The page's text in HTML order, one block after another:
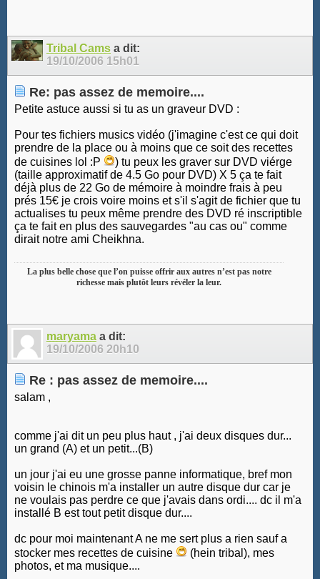
Tribal Cams a dit:
19/10/2006 15h01
Re: pas assez de memoire....
Petite astuce aussi si tu as un graveur DVD :
Pour tes fichiers musics vidéo (j'imagine c'est ce qui doit
prendre de la place ou à moins que ce soit des recettes
de cuisines lol :P
) tu peux les graver sur DVD viérge
(taille approximatif de 4.5 Go pour DVD) X 5 ça te fait
déjà plus de 22 Go de mémoire à moindre frais à peu
prés 15€ je crois voire moins et s'il s'agit de fichier que tu
actualises tu peux même prendre des DVD ré inscriptible
ça te fait en plus des sauvegardes "au cas ou" comme
dirait notre ami Cheikhna.
La plus belle chose que l’on puisse offrir aux autres n’est pas notre
richesse mais plutôt leurs révéler la leur.
maryama a dit:
19/10/2006 20h10
Re : pas assez de memoire....
salam ,
comme j'ai dit un peu plus haut , j'ai deux disques dur...
un grand (A) et un petit...(B)
un jour j'ai eu une grosse panne informatique, bref mon
voisin le chinois m'a installer un autre disque dur car je
ne voulais pas perdre ce que j'avais dans ordi.... dc il m'a
installé B est tout petit disque dur....
dc pour moi maintenant A ne me sert plus a rien sauf a
stocker mes recettes de cuisine
(hein tribal), mes
photos, et ma musique....